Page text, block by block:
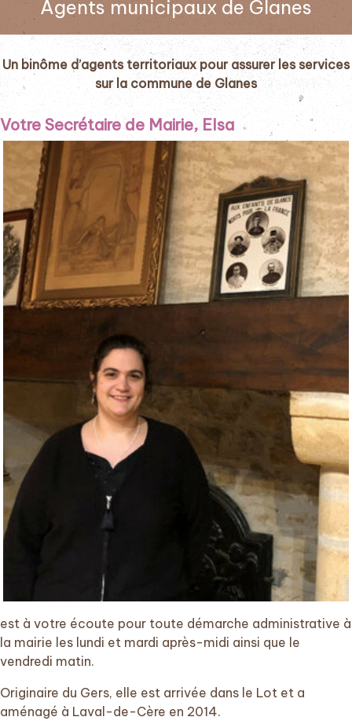
Agents municipaux de Glanes
Un binôme d’agents territoriaux pour assurer les services
sur la commune de Glanes
Votre Secrétaire de Mairie, Elsa
est à votre écoute pour toute démarche administrative à
la mairie les lundi et mardi après-midi ainsi que le
vendredi matin.
Originaire du Gers, elle est arrivée dans le Lot et a
aménagé à Laval-de-Cère en 2014.